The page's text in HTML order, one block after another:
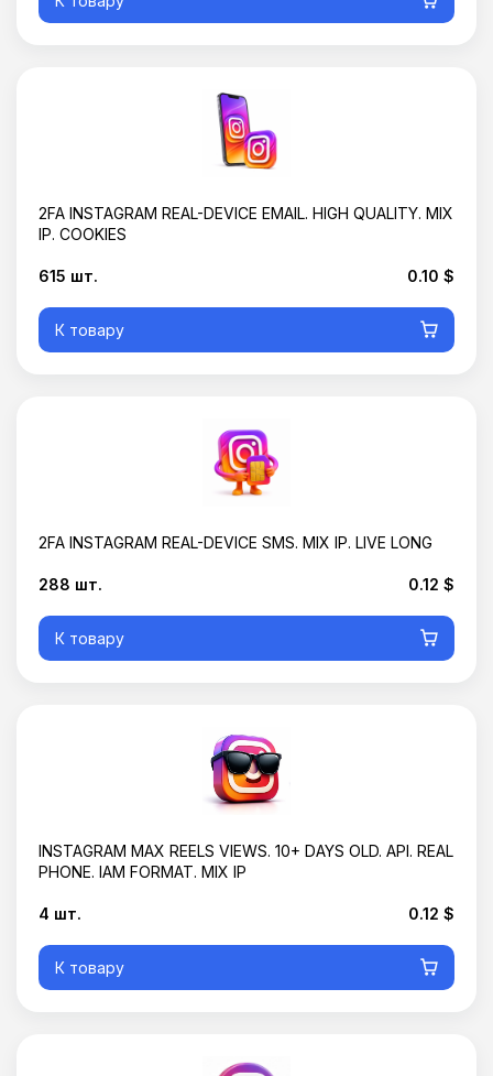
2FA INSTAGRAM REAL-DEVICE EMAIL. HIGH QUALITY. MIX
IP. COOKIES
615 шт. 0.10 $
К товару
2FA INSTAGRAM REAL-DEVICE SMS. MIX IP. LIVE LONG
288 шт. 0.12 $
К товару
INSTAGRAM MAX REELS VIEWS. 10+ DAYS OLD. API. REAL
PHONE. IAM FORMAT. MIX IP
4 шт. 0.12 $
К товару